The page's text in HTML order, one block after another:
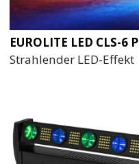
EUROLITE LED CLS-6
Strahlender LED-Effekt